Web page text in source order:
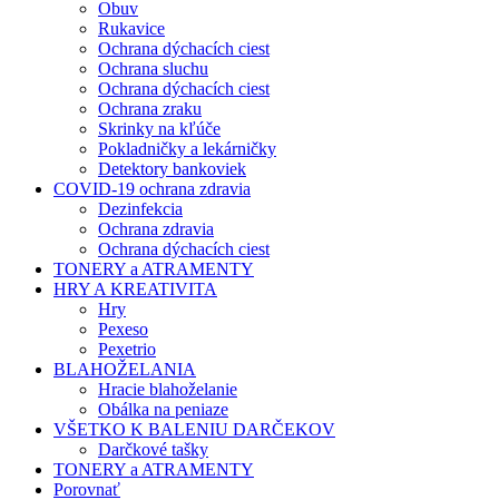
Obuv
Rukavice
Ochrana dýchacích ciest
Ochrana sluchu
Ochrana dýchacích ciest
Ochrana zraku
Skrinky na kľúče
Pokladničky a lekárničky
Detektory bankoviek
COVID-19 ochrana zdravia
Dezinfekcia
Ochrana zdravia
Ochrana dýchacích ciest
TONERY a ATRAMENTY
HRY A KREATIVITA
Hry
Pexeso
Pexetrio
BLAHOŽELANIA
Hracie blahoželanie
Obálka na peniaze
VŠETKO K BALENIU DARČEKOV
Darčkové tašky
TONERY a ATRAMENTY
Porovnať